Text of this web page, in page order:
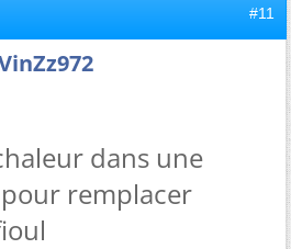
#11
dans une
remplacer